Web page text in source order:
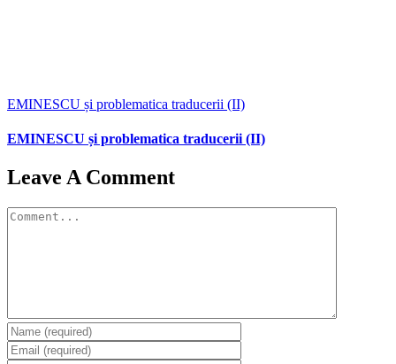
EMINESCU și problematica traducerii (II)
EMINESCU și problematica traducerii (II)
Leave A Comment
Comment